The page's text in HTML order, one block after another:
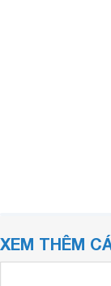
XEM THÊM